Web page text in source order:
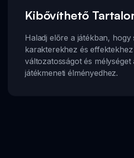
Kibővíthető
Haladj előre a játékban, hogy
karakterekhez és
változatosságot és mélységet
játékmeneti élményedhez.